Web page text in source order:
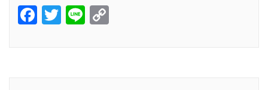
Facebook
Twitter
Line